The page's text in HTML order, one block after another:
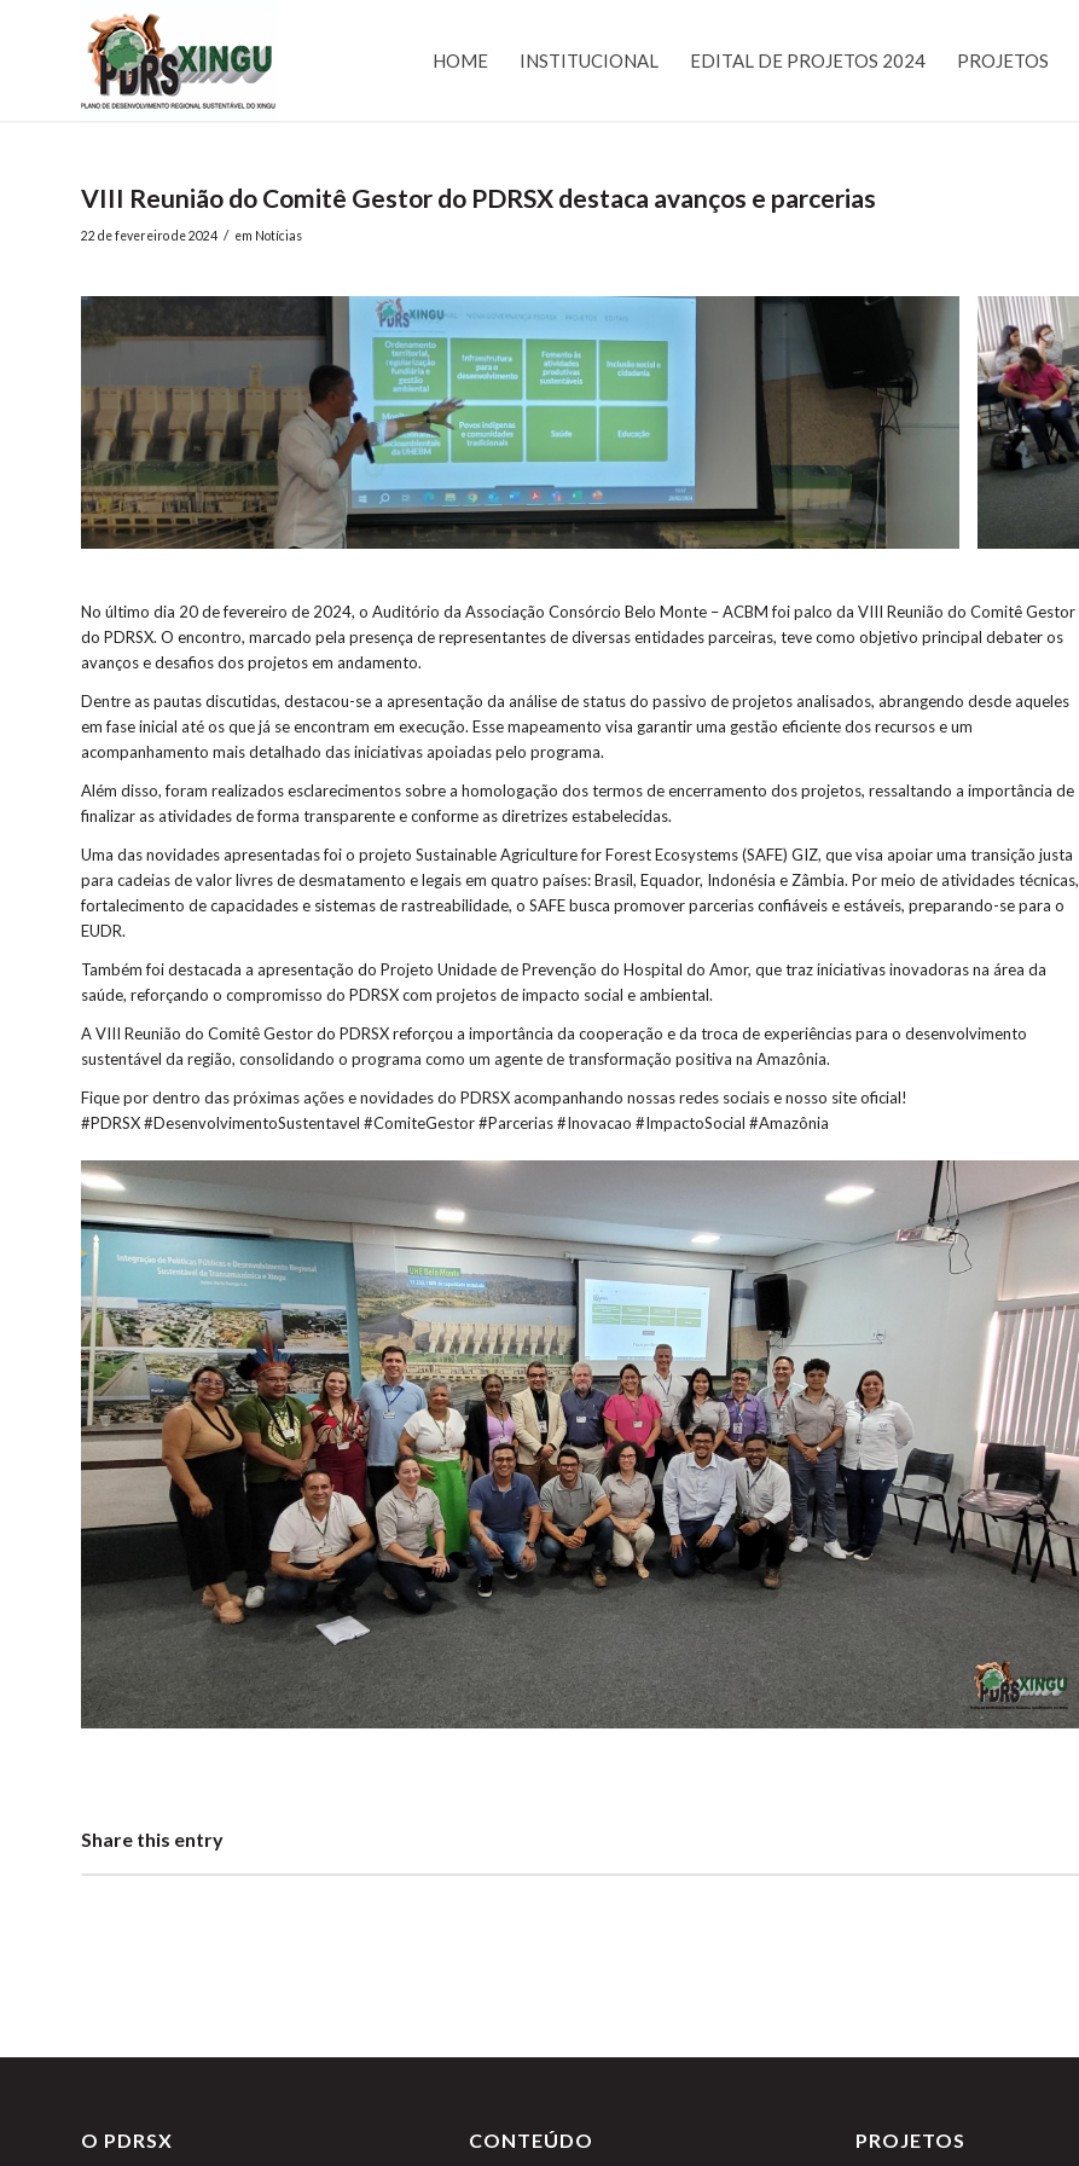
HOME INSTITUCIONAL EDITAL DE PROJETOS 2024 PROJETOS
VIII Reunião do Comitê Gestor do PDRSX destaca avanços e parcerias
22 de fevereiro de 2024 / em Notícias
No último dia 20 de fevereiro de 2024, o Auditório da Associação Consórcio Belo Monte – ACBM foi palco da VIII Reunião do Comitê Gestor
do PDRSX. O encontro, marcado pela presença de representantes de diversas entidades parceiras, teve como objetivo principal debater os
avanços e desafios dos projetos em andamento.
Dentre as pautas discutidas, destacou-se a apresentação da análise de status do passivo de projetos analisados, abrangendo desde aqueles
em fase inicial até os que já se encontram em execução. Esse mapeamento visa garantir uma gestão eficiente dos recursos e um
acompanhamento mais detalhado das iniciativas apoiadas pelo programa.
Além disso, foram realizados esclarecimentos sobre a homologação dos termos de encerramento dos projetos, ressaltando a importância de
finalizar as atividades de forma transparente e conforme as diretrizes estabelecidas.
Uma das novidades apresentadas foi o projeto Sustainable Agriculture for Forest Ecosystems (SAFE) GIZ, que visa apoiar uma transição justa
para cadeias de valor livres de desmatamento e legais em quatro países: Brasil, Equador, Indonésia e Zâmbia. Por meio de atividades técnicas,
fortalecimento de capacidades e sistemas de rastreabilidade, o SAFE busca promover parcerias confiáveis e estáveis, preparando-se para o
EUDR.
Também foi destacada a apresentação do Projeto Unidade de Prevenção do Hospital do Amor, que traz iniciativas inovadoras na área da
saúde, reforçando o compromisso do PDRSX com projetos de impacto social e ambiental.
A VIII Reunião do Comitê Gestor do PDRSX reforçou a importância da cooperação e da troca de experiências para o desenvolvimento
sustentável da região, consolidando o programa como um agente de transformação positiva na Amazônia.
Fique por dentro das próximas ações e novidades do PDRSX acompanhando nossas redes sociais e nosso site oficial!
#PDRSX #DesenvolvimentoSustentavel #ComiteGestor #Parcerias #Inovacao #ImpactoSocial #Amazônia
Share this entry
O PDRSX CONTEÚDO PROJETOS